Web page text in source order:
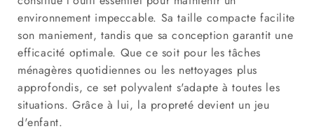
environnement impeccable. Sa taille compacte facilite
son maniement, tandis que sa conception garantit une
efficacité optimale. Que ce soit pour les tâches
ménagères quotidiennes ou les nettoyages plus
approfondis, ce set polyvalent s'adapte à toutes les
situations. Grâce à lui, la propreté devient un jeu
d'enfant.